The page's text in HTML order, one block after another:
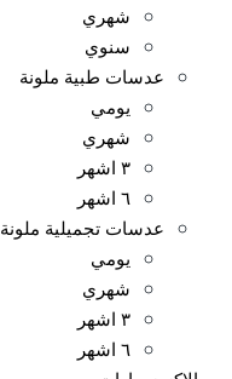
شهري
سنوي
عدسات طبية ملونة
يومي
شهري
٣ اشهر
٦ اشهر
عدسات تجميلية ملونة
يومي
شهري
٣ اشهر
٦ اشهر